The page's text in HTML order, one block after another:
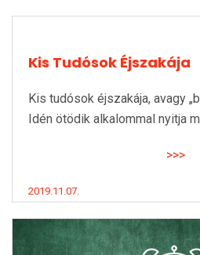
Kis Tudósok Éjszakája
Kis tudósok éjszakája, avagy
Idén ötödik alkalommal nyitja
>>>
2019.11.07.